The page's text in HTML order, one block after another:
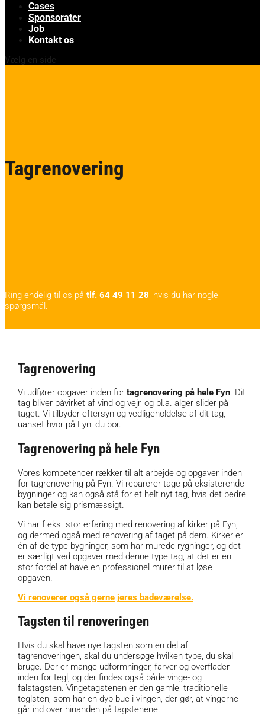
Cases
Sponsorater
Job
Kontakt os
Vælg en side
Tagrenovering
Ring endelig til os på tlf. 64 49 11 28, hvis du har nogle
spørgsmål.
Tagrenovering
Vi udfører opgaver inden for tagrenovering på hele Fyn. Dit
tag bliver påvirket af vind og vejr, og bl.a. alger slider på
taget. Vi tilbyder eftersyn og vedligeholdelse af dit tag,
uanset hvor på Fyn, du bor.
Tagrenovering på hele Fyn
Vores kompetencer rækker til alt arbejde og opgaver inden
for tagrenovering på Fyn. Vi reparerer tage på eksisterende
bygninger og kan også stå for et helt nyt tag, hvis det bedre
kan betale sig prismæssigt.
Vi har f.eks. stor erfaring med renovering af kirker på Fyn,
og dermed også med renovering af taget på dem. Kirker er
én af de type bygninger, som har murede rygninger, og det
er særligt ved opgaver med denne type tag, at det er en
stor fordel at have en professionel murer til at løse
opgaven.
Vi renoverer også gerne jeres badeværelse.
Tagsten til renoveringen
Hvis du skal have nye tagsten som en del af
tagrenoveringen, skal du undersøge hvilken type, du skal
bruge. Der er mange udformninger, farver og overflader
inden for tegl, og der findes også både vinge- og
falstagsten. Vingetagstenen er den gamle, traditionelle
teglsten, som har en dyb bue i vingen, der gør, at vingerne
går ind over hinanden på tagstenene.